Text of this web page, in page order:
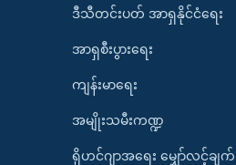
ဒီသီတင်းပတ် အာရှနိုင်ငံရေး
အာရှစီးပွားရေး
ကျန်းမာရေး
အမျိုးသမီးကဏ္ဍ
ရိုဟင်ဂျာအရေး မျှော်လင့်ချက်